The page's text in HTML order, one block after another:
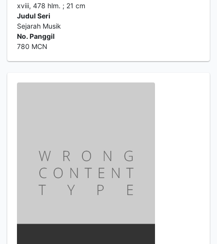
xviii, 478 hlm. ; 21 cm
Judul Seri
Sejarah Musik
No. Panggil
780 MCN